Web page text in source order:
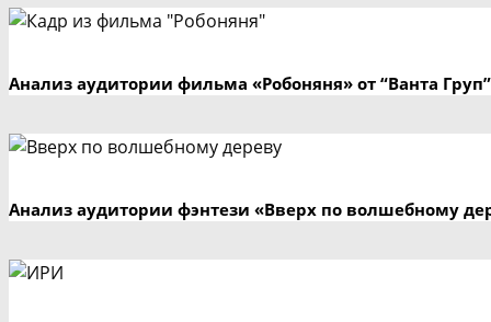
Анализ аудитории фильма «Робоняня» от “Ванта Груп”
Анализ аудитории фэнтези «Вверх по волшебному